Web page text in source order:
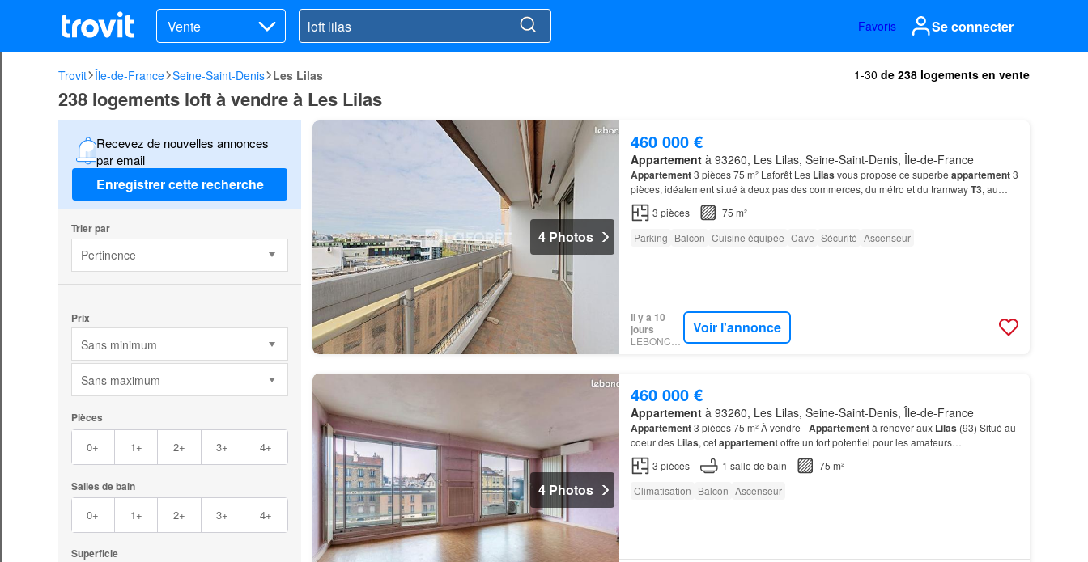
Vente Favoris Se connecter
Trovit Île-de-France Seine-Saint-Denis Les Lilas 1-30 de 238 logements en vente
238 logements loft à vendre à Les Lilas
Recevez de nouvelles annonces
par email
Enregistrer cette recherche
Trier par
Pertinence
Prix
Sans minimum
Sans maximum
Pièces
0+ 1+ 2+ 3+ 4+
Salles de bain
0+ 1+ 2+ 3+ 4+
Superficie
4 Photos
460 000 €
Appartementà 93260, Les Lilas, Seine-Saint-Denis, Île-de-France
Appartement3 pièces 75 m² Laforêt Les Lilas vous propose ce superbe appartement3
pièces, idéalement situé à deux pas des commerces, du métro et du tramwayT3, au
10?…
3 pièces
75 m²
Parking Balcon Cuisine équipée Cave Sécurité Ascenseur
Il y a 10
jours
LEBONCOIN
Voir l'annonce
4 Photos
460 000 €
Appartementà 93260, Les Lilas, Seine-Saint-Denis, Île-de-France
Appartement3 pièces 75 m² À vendre -Appartementà rénover aux Lilas (93) Situé au
coeur des Lilas, cetappartementoffre un fort potentiel pour les amateurs…
3 pièces 1 salle de bain
75 m²
Climatisation Balcon Ascenseur